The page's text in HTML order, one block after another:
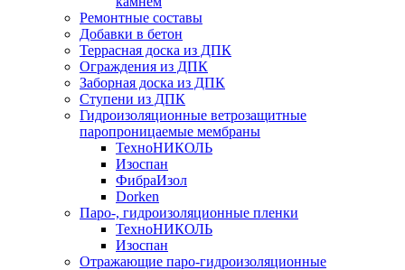
Ремонтные составы
Добавки в бетон
Террасная доска из ДПК
Ограждения из ДПК
Заборная доска из ДПК
Ступени из ДПК
Гидроизоляционные ветрозащитные
паропроницаемые мембраны
ТехноНИКОЛЬ
Изоспан
ФибраИзол
Dorken
Паро-, гидроизоляционные пленки
ТехноНИКОЛЬ
Изоспан
Отражающие паро-гидроизоляционные